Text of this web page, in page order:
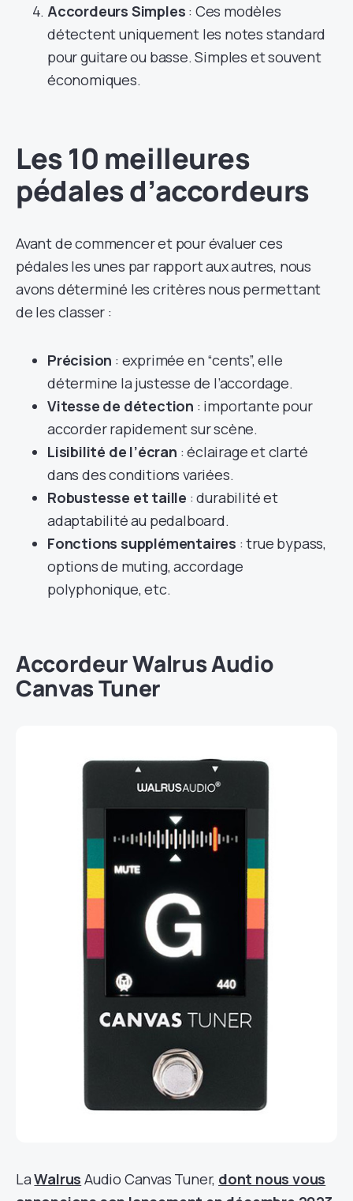
Accordeurs Simples : Ces modèles
détectent uniquement les notes standard
pour guitare ou basse. Simples et souvent
économiques.
Les 10 meilleures
pédales d’accordeurs
Avant de commencer et pour évaluer ces
pédales les unes par rapport aux autres, nous
avons déterminé les critères nous permettant
de les classer :
Précision : exprimée en “cents”, elle
détermine la justesse de l’accordage.
Vitesse de détection : importante pour
accorder rapidement sur scène.
Lisibilité de l’écran : éclairage et clarté
dans des conditions variées.
Robustesse et taille : durabilité et
adaptabilité au pedalboard.
Fonctions supplémentaires : true bypass,
options de muting, accordage
polyphonique, etc.
Accordeur Walrus Audio
Canvas Tuner
LaWalrus Audio Canvas Tuner, dont nous vous